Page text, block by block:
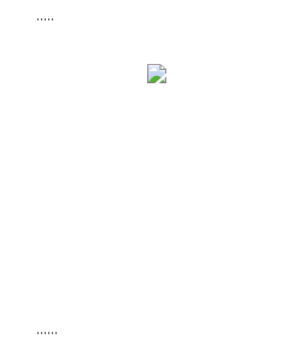
.....
......